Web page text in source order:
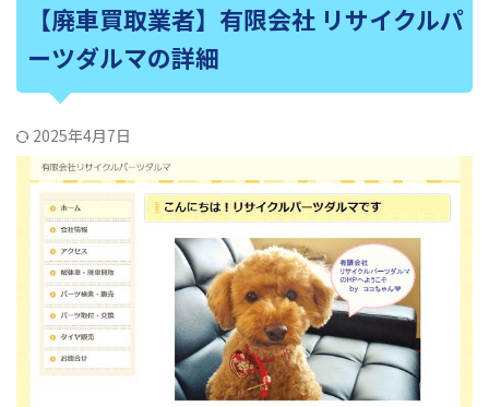
【廃車買取業者】有限会社 リサイクルパ
ーツダルマの詳細
2025年4月7日